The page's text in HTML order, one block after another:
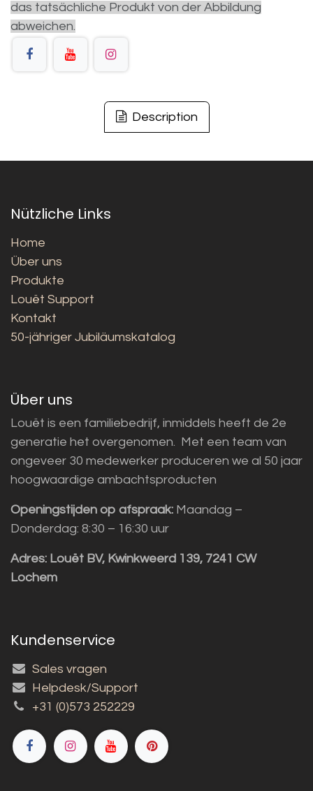
das tatsächliche Produkt von der Abbildung
abweichen.
Description
Nützliche Links
Home
Über uns
Produkte
Louët Support
Kontakt
50-jähriger Jubiläumskatalog
Über uns
Louët is een familiebedrijf, inmiddels heeft de 2e
generatie het overgenomen. Met een team van
ongeveer 30 medewerker produceren we al 50 jaar
hoogwaardige ambachtsproducten
Openingstijden op afspraak: Maandag –
Donderdag: 8:30 – 16:30 uur
Adres: Louët BV, Kwinkweerd 139, 7241 CW
Lochem
Kundenservice
Sales vragen
Helpdesk/Support
+31 (0)573 252229